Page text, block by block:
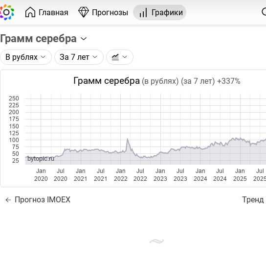
Главная Прогнозы Графики
Грамм серебра
Описание графика:
Цена фьючерса на серебро, торгуемого на ICE.
Каждая точка на графике - цена закрытия дня, недели или месяца.
Оптимальный таймфрейм (день, неделя, месяц) подбирается
при изменении глубины графика.
Данные добавляются ежедневно.
В рублях За 7 лет
Грамм серебра (в рублях) (за 7 лет) +337%
Jan
2020
Jan
2021
Jan
2022
Jan
2023
Jan
2024
Jan
2025
Jul
2020
Jul
2021
Jul
2022
Jul
2023
Jul
2024
Jul
25
50
75
100
125
150
175
200
225
250
bytopic.ru
Прогноз IMOEX Тренд